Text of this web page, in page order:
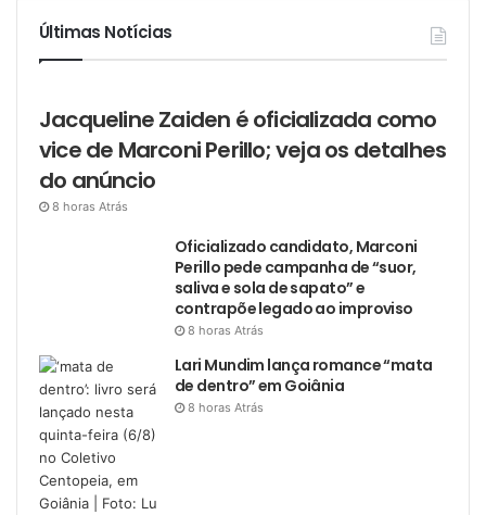
Últimas Notícias
Jacqueline Zaiden é oficializada como
vice de Marconi Perillo; veja os detalhes
do anúncio
8 horas Atrás
Oficializado candidato, Marconi
Perillo pede campanha de “suor,
saliva e sola de sapato” e
contrapõe legado ao improviso
8 horas Atrás
Lari Mundim lança romance “mata
de dentro” em Goiânia
8 horas Atrás